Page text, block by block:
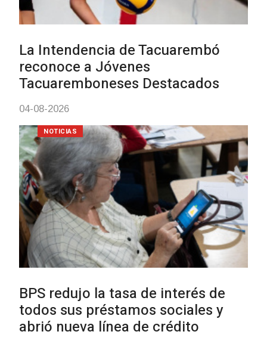
vacunación contra el
meningococo
personas en situación de
discapacidad